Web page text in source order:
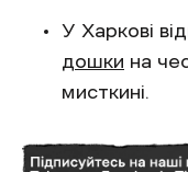
У Харкові
дошки на
мисткині.